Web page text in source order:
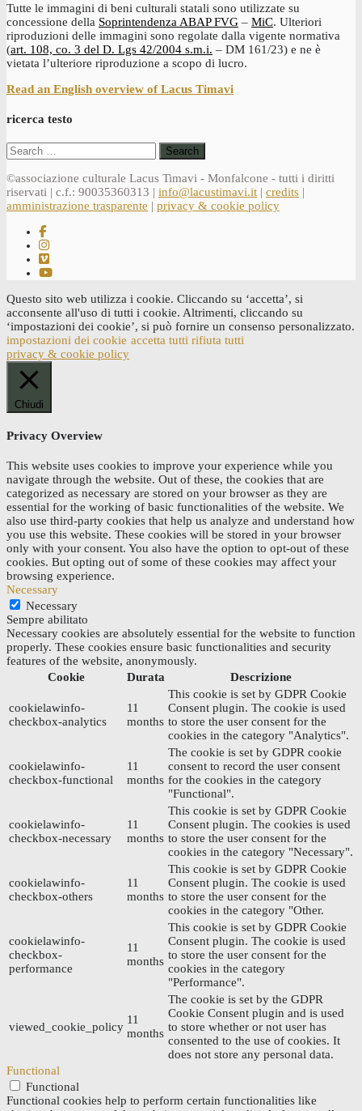
Tutte le immagini di beni culturali statali sono utilizzate su
concessione della Soprintendenza ABAP FVG – MiC. Ulteriori
riproduzioni delle immagini sono regolate dalla vigente normativa
(art. 108, co. 3 del D. Lgs 42/2004 s.m.i. – DM 161/23) e ne è
vietata l’ulteriore riproduzione a scopo di lucro.
Read an English overview of Lacus Timavi
ricerca testo
Search
for:
©associazione culturale Lacus Timavi - Monfalcone - tutti i diritti
riservati | c.f.: 90035360313 | info@lacustimavi.it | credits |
amministrazione trasparente | privacy & cookie policy
Questo sito web utilizza i cookie. Cliccando su ‘accetta’, si
acconsente all'uso di tutti i cookie. Altrimenti, cliccando su
‘impostazioni dei cookie’, si può fornire un consenso personalizzato.
impostazioni dei cookie accetta tutti rifiuta tutti
privacy & cookie policy
Chiudi
Privacy Overview
This website uses cookies to improve your experience while you
navigate through the website. Out of these, the cookies that are
categorized as necessary are stored on your browser as they are
essential for the working of basic functionalities of the website. We
also use third-party cookies that help us analyze and understand how
you use this website. These cookies will be stored in your browser
only with your consent. You also have the option to opt-out of these
cookies. But opting out of some of these cookies may affect your
browsing experience.
Necessary
Necessary
Sempre abilitato
Necessary cookies are absolutely essential for the website to function
properly. These cookies ensure basic functionalities and security
features of the website, anonymously.
Cookie
Durata Descrizione
cookielawinfo-
checkbox-analytics
11
months
This cookie is set by GDPR Cookie
Consent plugin. The cookie is used
to store the user consent for the
cookies in the category "Analytics".
cookielawinfo-
checkbox-functional
11
months
The cookie is set by GDPR cookie
consent to record the user consent
for the cookies in the category
"Functional".
cookielawinfo-
checkbox-necessary
11
months
This cookie is set by GDPR Cookie
Consent plugin. The cookies is used
to store the user consent for the
cookies in the category "Necessary".
cookielawinfo-
checkbox-others
11
months
This cookie is set by GDPR Cookie
Consent plugin. The cookie is used
to store the user consent for the
cookies in the category "Other.
cookielawinfo-
checkbox-
performance
11
months
This cookie is set by GDPR Cookie
Consent plugin. The cookie is used
to store the user consent for the
cookies in the category
"Performance".
viewed_cookie_policy
11
months
The cookie is set by the GDPR
Cookie Consent plugin and is used
to store whether or not user has
consented to the use of cookies. It
does not store any personal data.
Functional
Functional
Functional cookies help to perform certain functionalities like